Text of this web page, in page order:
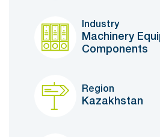
Industry
Machinery
Components
Region
Kazakhstan